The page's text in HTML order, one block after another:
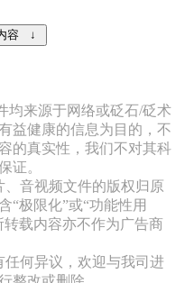
均来源于网络或砭石/砭术
益健康的信息为目的，不
的真实性，我们不对其科
证。
音视频文件的版权归原
“极限化”或“功能性用
载内容亦不作为广告商
何异议，欢迎与我司进